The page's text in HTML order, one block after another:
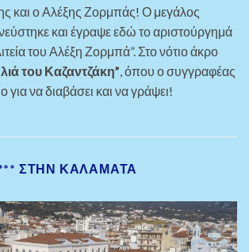
και ο Αλέξης Ζορμπάς! Ο μεγάλος
και έγραψε εδώ το αριστούργημά
του Αλέξη Ζορμπά”. Στο νότιο άκρο
του Καζαντζάκη” , όπου ο συγγραφέας
για να διαβάσει και να γράψει!
ΣΤΗΝ ΚΑΛΑΜΑΤΑ